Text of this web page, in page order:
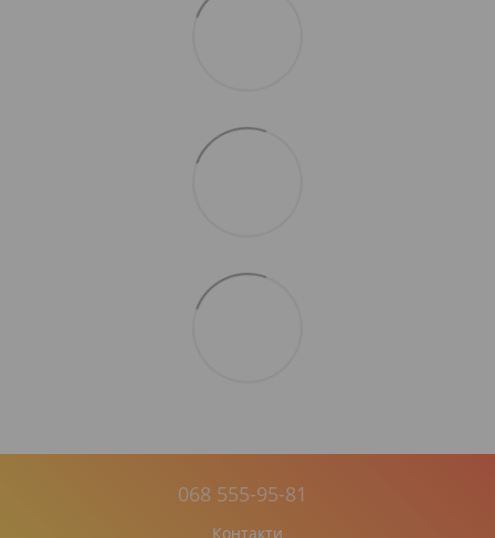
068 555-95-81
Контакти